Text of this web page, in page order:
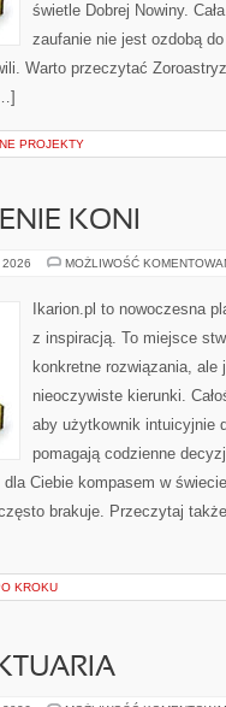
świetle Dobrej Nowiny.
zaufanie nie jest ozdobą
Warto przeczytać
PROJEKTY
KONI
2026 MOŻLIWOŚĆ
Ikarion.pl to nowoczesna
z inspiracją. To miejsce
konkretne rozwiązania,
nieoczywiste kierunki.
aby użytkownik intuicyjnie
pomagają codzienne
Ciebie kompasem w
brakuje. Przeczytaj
KROKU